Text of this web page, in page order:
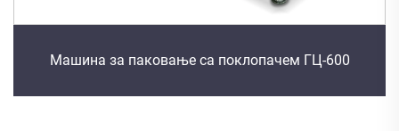
Машина за паковање са поклопачем ГЦ-600